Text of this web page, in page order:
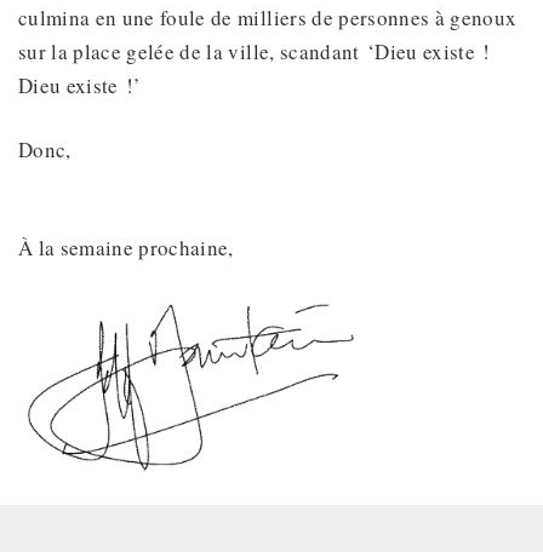
culmina en une foule de milliers de personnes à genoux
sur la place gelée de la ville, scandant ‘Dieu existe !
Dieu existe !’
Donc,
À la semaine prochaine,